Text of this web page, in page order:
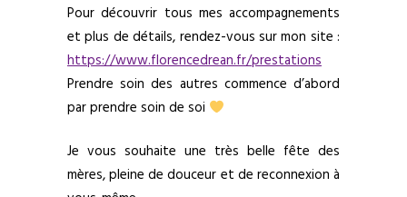
Pour découvrir tous mes accompagnements
et plus de détails, rendez-vous sur mon site :
https://www.florencedrean.fr/prestations
Prendre soin des autres commence d’abord
par prendre soin de soi
Je vous souhaite une très belle fête des
mères, pleine de douceur et de reconnexion à